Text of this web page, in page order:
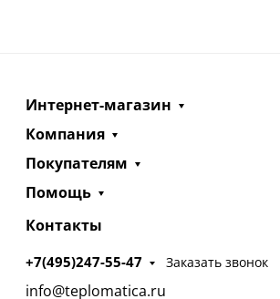
Интернет-магазин
Компания
Покупателям
Помощь
Контакты
+7(495)247-55-47 Заказать звонок
info@teplomatica.ru